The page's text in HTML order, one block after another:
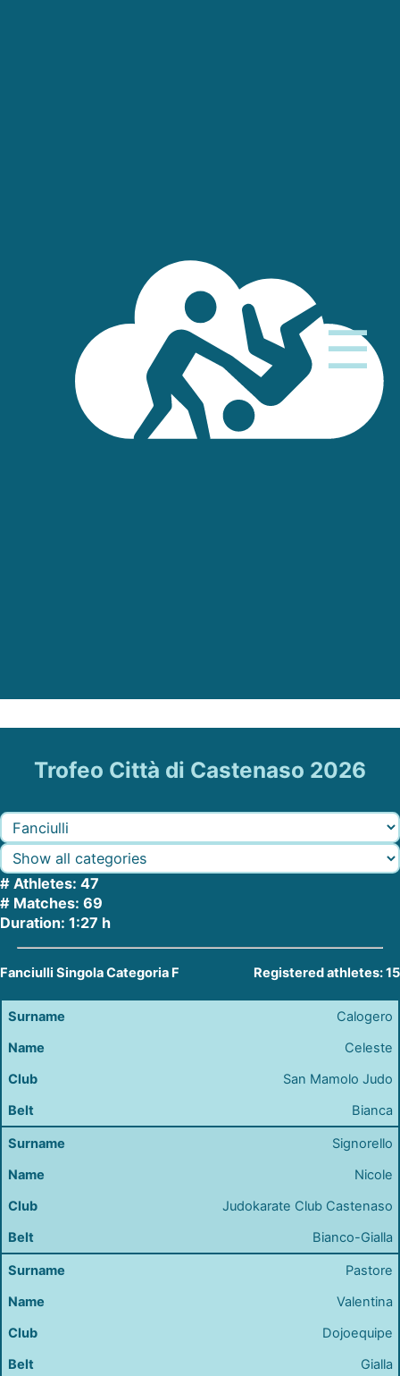
Trofeo Città di Castenaso 2026
# Athletes: 47
# Matches: 69
Duration: 1:27 h
Fanciulli Singola Categoria F Registered athletes: 15
Calogero
Celeste
San Mamolo Judo
Bianca
Signorello
Nicole
Judokarate Club Castenaso
Bianco-Gialla
Pastore
Valentina
Dojoequipe
Gialla